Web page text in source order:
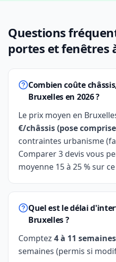
Questions
portes et fenêtres
Combien coûte
Bruxelles en 2026 ?
Le prix moyen en
€/châssis (pose
contraintes urbanisme
Comparer 3 devis vous
moyenne 15 à 25 % sur
Quel est le délai
Bruxelles ?
Comptez 4 à 11 semaines
semaines (permis si